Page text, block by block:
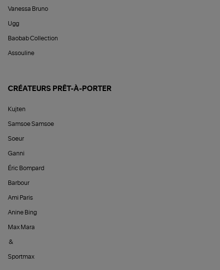
Vanessa Bruno
Ugg
Baobab Collection
Assouline
CRÉATEURS PRÊT-À-PORTER
Kujten
Samsoe Samsoe
Soeur
Ganni
Éric Bompard
Barbour
Ami Paris
Anine Bing
Max Mara
&
Sportmax